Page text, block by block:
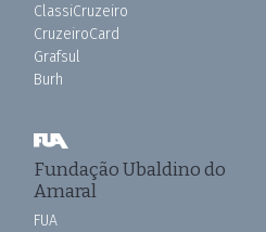
ClassiCruzeiro
CruzeiroCard
Grafsul
Burh
Fundação Ubaldino do
Amaral
FUA